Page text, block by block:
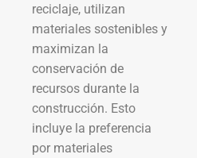
reciclaje, utilizan
materiales sostenibles y
maximizan la
conservación de
recursos durante la
construcción. Esto
incluye la preferencia
por materiales